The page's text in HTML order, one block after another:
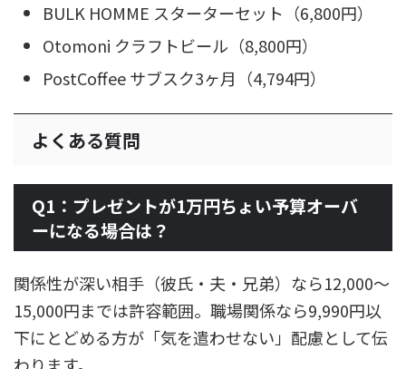
BULK HOMME スターターセット（6,800円）
Otomoni クラフトビール（8,800円）
PostCoffee サブスク3ヶ月（4,794円）
よくある質問
Q1：プレゼントが1万円ちょい予算オーバ
ーになる場合は？
関係性が深い相手（彼氏・夫・兄弟）なら12,000〜
15,000円までは許容範囲。職場関係なら9,990円以
下にとどめる方が「気を遣わせない」配慮として伝
わります。